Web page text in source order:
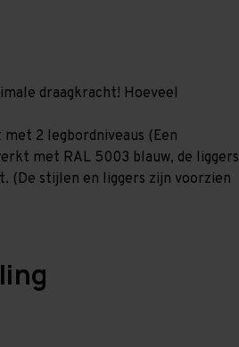
draagkracht! Hoeveel
2 legbordniveaus (Een
met RAL 5003 blauw, de liggers
(De stijlen en liggers zijn voorzien